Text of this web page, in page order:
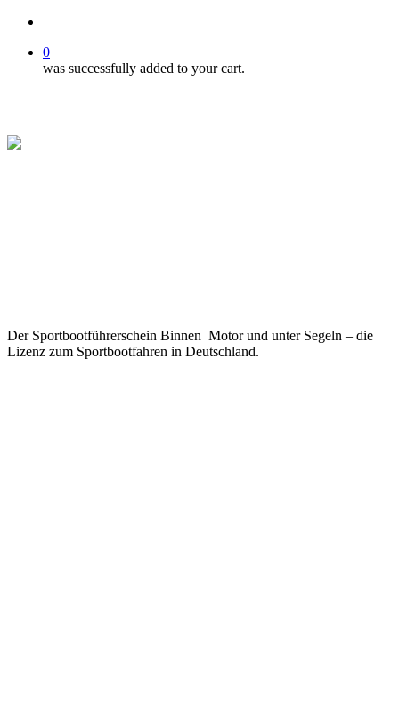
0
was successfully added to your cart.
Der Sportbootführerschein Binnen Motor und unter Segeln – die
Lizenz zum Sportbootfahren in Deutschland.